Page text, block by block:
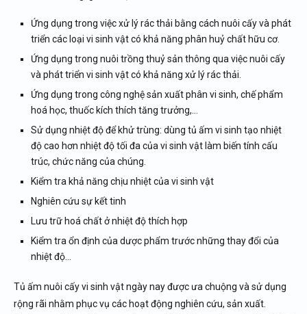
Ứng dụng trong việc xử lý rác thải bằng cách nuôi cấy và phát
triển các loại vi sinh vật có khả năng phân huỷ chất hữu cơ.
Ứng dụng trong nuôi trồng thuỷ sản thông qua việc nuôi cấy
và phát triển vi sinh vật có khả năng xử lý rác thải.
Ứng dụng trong công nghệ sản xuất phân vi sinh, chế phẩm
hoá học, thuốc kích thích tăng trưởng,…
Sử dụng nhiệt độ để khử trùng: dùng tủ ấm vi sinh tạo nhiệt
độ cao hơn nhiệt độ tối đa của vi sinh vật làm biến tính cấu
trúc, chức năng của chúng.
Kiểm tra khả năng chịu nhiệt của vi sinh vật
Nghiên cứu sự kết tinh
Lưu trữ hoá chất ở nhiệt độ thích hợp
Kiểm tra ổn định của dược phẩm trước những thay đổi của
nhiệt độ…
Tủ ấm nuôi cấy vi sinh vật ngày nay được ưa chuộng và sử dụng
rộng rãi nhằm phục vụ các hoạt động nghiên cứu, sản xuất.